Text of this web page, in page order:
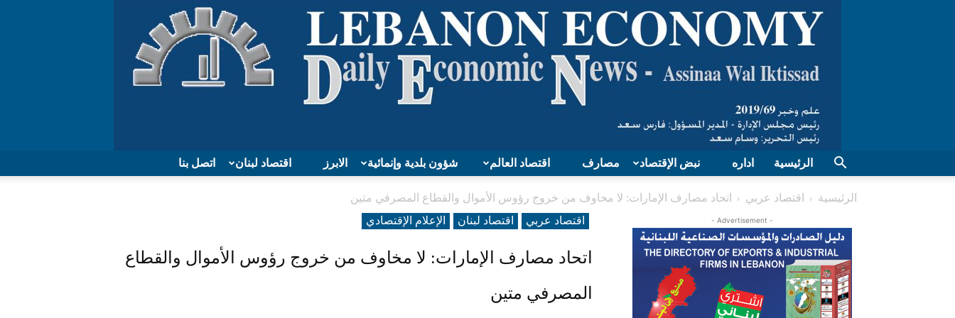
Lebanon
اتصل بنا اقتصاد لبنان الابرز شؤون بلدية وإنمائية اقتصاد العالم مصارف نبض الإقتصاد اداره الرئيسية
الرئيسية اقتصاد عربي
اتحاد مصارف الإمارات: لا مخاوف من خروج رؤوس الأموال والقطاع المصرفي متين
اقتصاد عربي
اقتصاد لبنان الإعلام الإقتصادي
اتحاد مصارف الإمارات: لا مخاوف من خروج رؤوس الأموال والقطاع
المصرفي متين
- Advertisement -